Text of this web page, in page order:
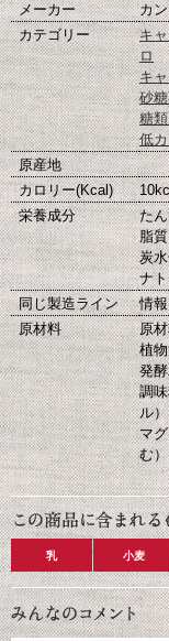
メーカー
カ
カテゴリー
キ
ロ
キ
砂
糖
低
原産地
カロリー(Kcal)
栄養成分
た
脂
炭
ナ
同じ製造ライン
情
原材料
原
植
発
調
ル
マ
む
乳 小麦